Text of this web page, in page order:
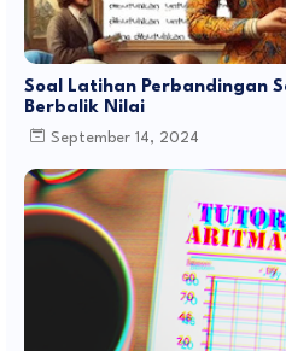
Soal Latihan Perbandingan
Berbalik Nilai
September 14, 2024